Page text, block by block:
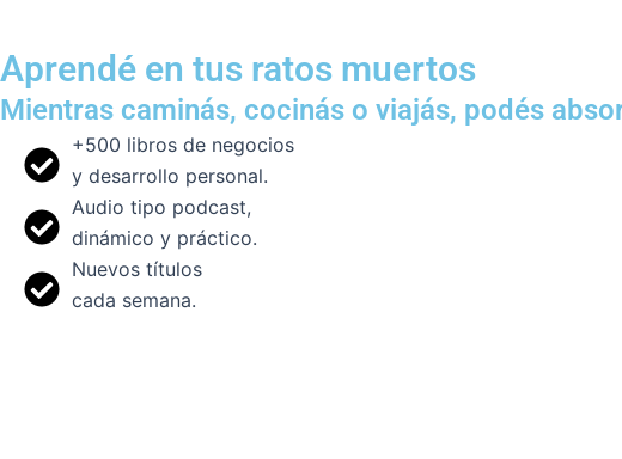
Aprendé en tus ratos muertos
Mientras caminás, cocinás o viajás, podés
+500 libros de negocios
y desarrollo personal.
Audio tipo podcast,
dinámico y práctico.
Nuevos títulos
cada semana.